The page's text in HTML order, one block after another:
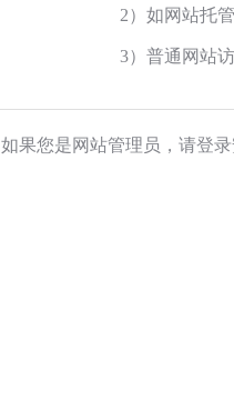
2）如网站托
3）普通网站
如果您是网站管理员，请登